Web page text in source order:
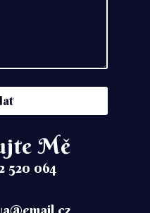
Mě
520 064